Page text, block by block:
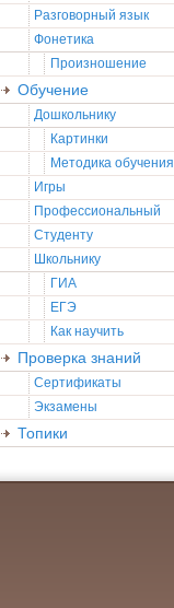
Разговорный язык
Фонетика
Произношение
Обучение
Дошкольнику
Картинки
Методика обучения
Игры
Профессиональный
Студенту
Школьнику
ГИА
ЕГЭ
Как научить
Проверка знаний
Сертификаты
Экзамены
Топики